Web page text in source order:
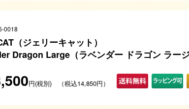
0018
（ジェリーキャット）
Dragon Large（ラベンダー ドラゴン ラージ
円(税別) （税込14,850円）